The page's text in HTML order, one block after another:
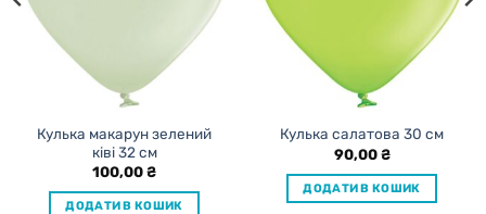
Кулька макарун зелений
ківі 32 см
100,00₴
ДОДАТИ В КОШИК
Кулька салатова 30 см
90,00₴
ДОДАТИ В КОШИК